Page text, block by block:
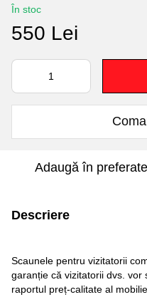
În stoc
550 Lei
Adaugă în preferate
Descriere
Scaunele pentru vizitatorii
garanție că vizitatorii dvs.
raportul preț-calitate al